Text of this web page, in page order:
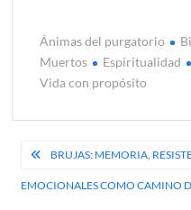
Ánimas del purgatorio
Muertos
Espiritualidad
Vida con propósito
Navegación
de
BRUJAS: MEMORIA,
EMOCIONALES COMO CAMINO